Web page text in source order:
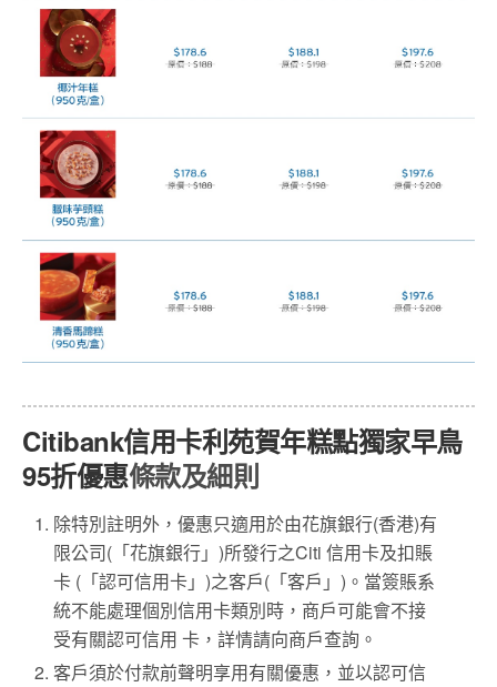
Citibank信用卡利苑賀年糕點獨家早鳥
95折優惠條款及細則
除特別註明外，優惠只適用於由花旗銀行(香港)有
限公司(「花旗銀行」)所發行之Citi 信用卡及扣賬
卡 (「認可信用卡」)之客戶(「客戶」)。當簽賬系
統不能處理個別信用卡類別時，商戶可能會不接
受有關認可信用 卡，詳情請向商戶查詢。
客戶須於付款前聲明享用有關優惠，並以認可信